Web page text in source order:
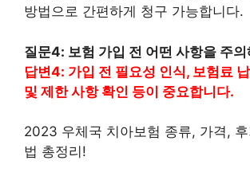
방법으로 간편하게 청구 가능합니다.
질문4: 보험 가입 전 어떤 사항을 주
답변4: 가입 전 필요성 인식, 보험료
및 제한 사항 확인 등이 중요합니다.
2023 우체국 치아보험 종류, 가격,
법 총정리!